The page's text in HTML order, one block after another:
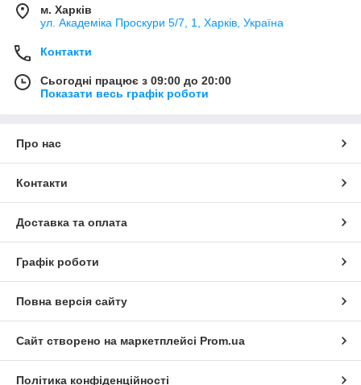
м. Харків
ул. Академіка Проскури 5/7, 1, Харків, Україна
Контакти
Сьогодні працює з 09:00 до 20:00
Показати весь графік роботи
Про нас
Контакти
Доставка та оплата
Графік роботи
Повна версія сайту
Сайт створено на маркетплейсі Prom.ua
Політика конфіденційності